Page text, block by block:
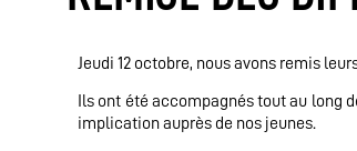
Jeudi 12 octobre, nous avons remis
Ils ont été accompagnés tout au long
implication auprès de nos jeunes.